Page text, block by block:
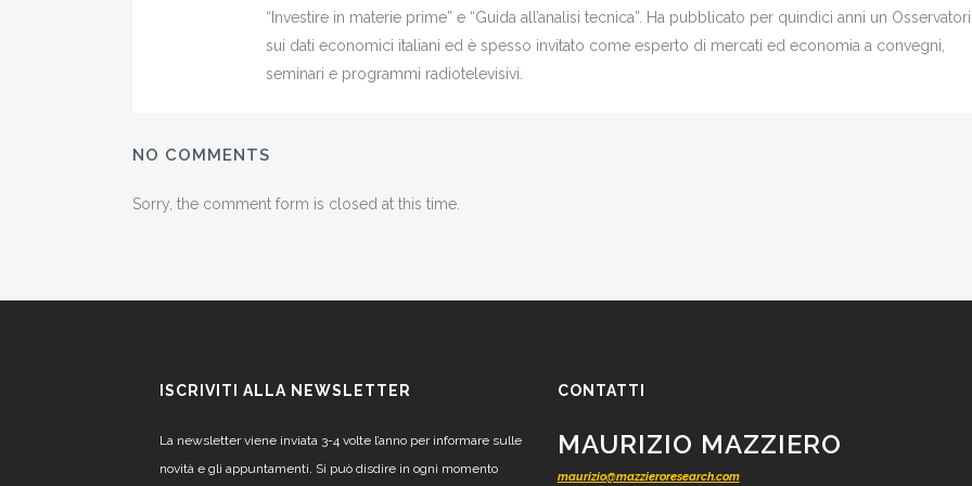
“Investire in materie prime” e “Guida all’analisi tecnica”. Ha pubblicato per quindici anni un
sui dati economici italiani ed è spesso invitato come esperto di mercati ed economia a convegni,
seminari e programmi radiotelevisivi.
NO COMMENTS
Sorry, the comment form is closed at this time.
ISCRIVITI ALLA NEWSLETTER
La newsletter viene inviata 3-4 volte l’anno per informare sulle
novità e gli appuntamenti. Si può disdire in ogni momento
CONTATTI
MAURIZIO MAZZIERO
maurizio@mazzieroresearch.com